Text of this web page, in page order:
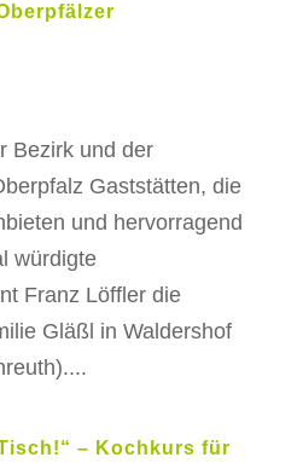
Bezirk und der
Gaststätten, die
und hervorragend
würdigte
Franz Löffler die
Gläßl in Waldershof
– Kochkurs für